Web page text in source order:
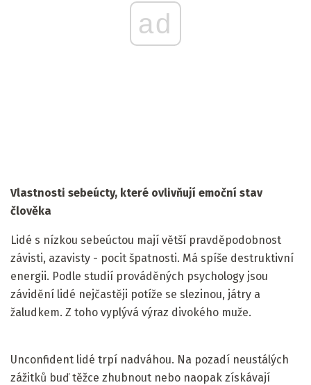
ad
Vlastnosti sebeúcty, které ovlivňují emoční stav
člověka
Lidé s nízkou sebeúctou mají větší pravděpodobnost
závisti, azavisty - pocit špatnosti. Má spíše destruktivní
energii. Podle studií prováděných psychology jsou
závidění lidé nejčastěji potíže se slezinou, játry a
žaludkem. Z toho vyplývá výraz divokého muže.
Unconfident lidé trpí nadváhou. Na pozadí neustálých
zážitků buď těžce zhubnout nebo naopak získávají